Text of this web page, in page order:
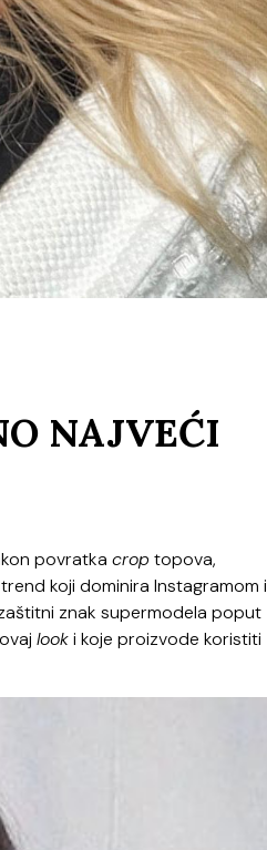
NAJVEĆI
povratka crop topova,
koji dominira Instagramom i
znak supermodela poput
looki koje proizvode koristiti